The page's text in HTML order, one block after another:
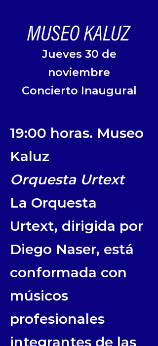
Jueves 30 de
noviembre
Concierto Inaugural
19:00 horas. Museo
Kaluz
Orquesta Urtext
La Orquesta
Urtext, dirigida por
Diego Naser, está
conformada con
músicos
profesionales
integrantes de las